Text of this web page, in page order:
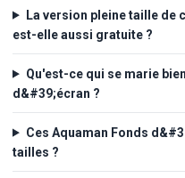
La version pleine taille de
est-elle aussi gratuite ?
Qu'est-ce qui se marie
d&#39;écran ?
Ces Aquaman Fonds
tailles ?